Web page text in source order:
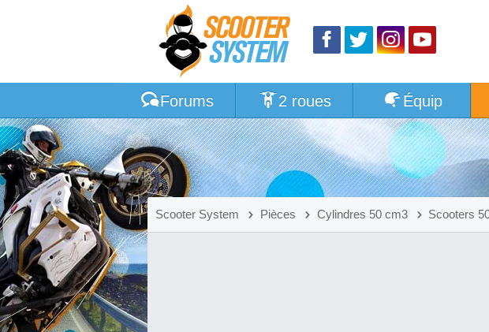
Forums 2 roues Équip
Scooter System Pièces Cylindres 50 cm3 Scooters